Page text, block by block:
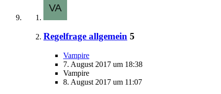
Regelfrage allgemein 5
Vampire
7. August 2017 um 18:38
Vampire
8. August 2017 um 11:07